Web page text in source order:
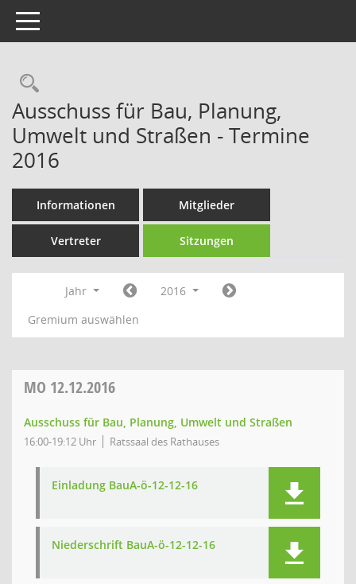
Toggle navigation
Rechercheauswahl
Ausschuss für Bau, Planung,
Umwelt und Straßen - Termine
2016
Informationen Mitglieder
Vertreter Sitzungen
Jahr
2016
Gremium auswählen
MO 12.12.2016
Ausschuss für Bau, Planung, Umwelt und Straßen
16:00-19:12 Uhr Ratssaal des Rathauses
Einladung BauA-ö-12-12-16
Niederschrift BauA-ö-12-12-16